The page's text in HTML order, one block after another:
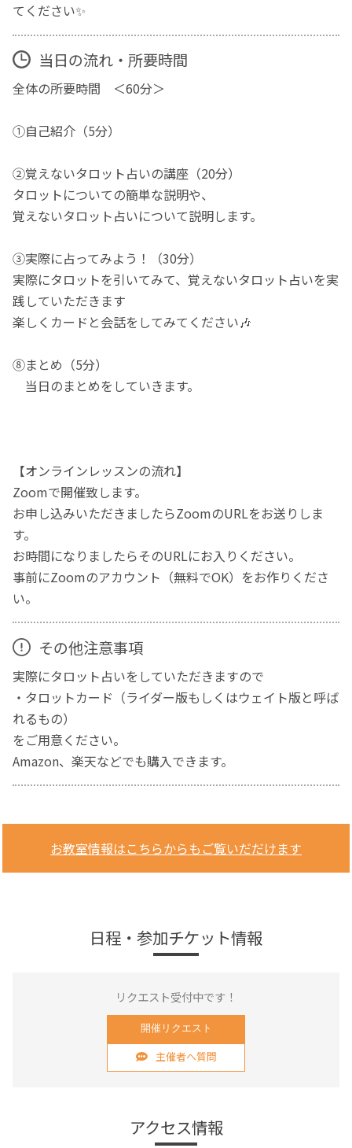
てください✨
当日の流れ・所要時間
全体の所要時間 ＜60分＞
①自己紹介（5分）
②覚えないタロット占いの講座（20分）
タロットについての簡単な説明や、
覚えないタロット占いについて説明します。
③実際に占ってみよう！（30分）
実際にタロットを引いてみて、覚えないタロット占いを実
践していただきます
楽しくカードと会話をしてみてください🎶
⑧まとめ（5分）
当日のまとめをしていきます。
【オンラインレッスンの流れ】
Zoomで開催致します。
お申し込みいただきましたらZoomのURLをお送りしま
す。
お時間になりましたらそのURLにお入りください。
事前にZoomのアカウント（無料でOK）をお作りくださ
い。
その他注意事項
実際にタロット占いをしていただきますので
・タロットカード（ライダー版もしくはウェイト版と呼ば
れるもの）
をご用意ください。
Amazon、楽天などでも購入できます。
お教室情報はこちらからもご覧いだだけます
日程・参加チケット情報
リクエスト受付中です！
開催リクエスト
主催者へ質問
アクセス情報